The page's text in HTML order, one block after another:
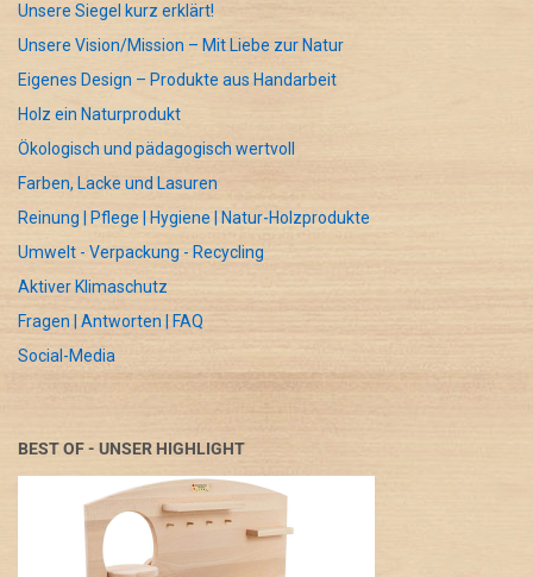
Unsere Siegel kurz erklärt!
Unsere Vision/Mission – Mit Liebe zur Natur
Eigenes Design – Produkte aus Handarbeit
Holz ein Naturprodukt
Ökologisch und pädagogisch wertvoll
Farben, Lacke und Lasuren
Reinung | Pflege | Hygiene | Natur-Holzprodukte
Umwelt - Verpackung - Recycling
Aktiver Klimaschutz
Fragen | Antworten | FAQ
Social-Media
BEST OF - UNSER HIGHLIGHT